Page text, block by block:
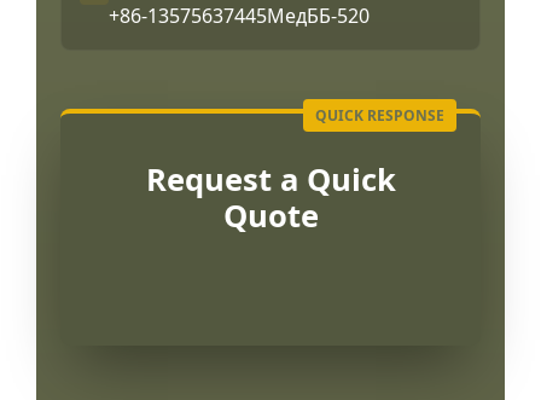
+86-13575637445МедББ-520
Request a Quick
Quote